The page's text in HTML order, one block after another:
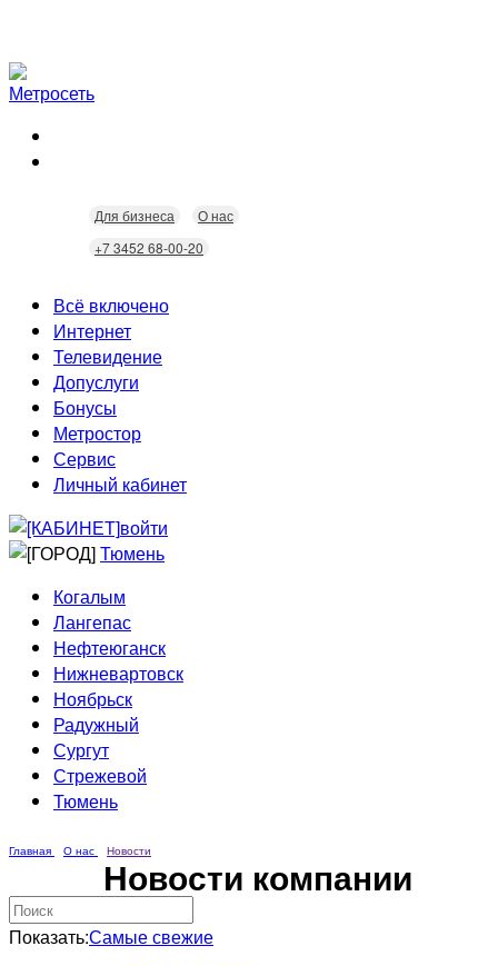
Для бизнеса
О нас
+7 3452 68-00-20
Всё включено
Интернет
Скорость
Безопасность
Wi-Fi
Технологии
Телевидение
Кабельное ТВ
Интерактивное ТВ
Допуслуги
Видеонаблюдение
Домофония
Бонусы
Статусы
Бонусы
Скидки
Метростор
Сервис
Неисправности
Домовые сети
Личный кабинет
войти
Тюмень
Когалым
Лангепас
Нефтеюганск
Нижневартовск
Ноябрьск
Радужный
Сургут
Стрежевой
Тюмень
Главная О нас Новости
Новости компании
Показать:Самые свежие